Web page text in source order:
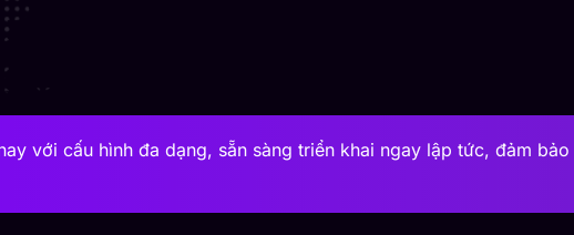
với cấu hình đa dạng, sẵn sàng triển khai ngay lập tức, đảm